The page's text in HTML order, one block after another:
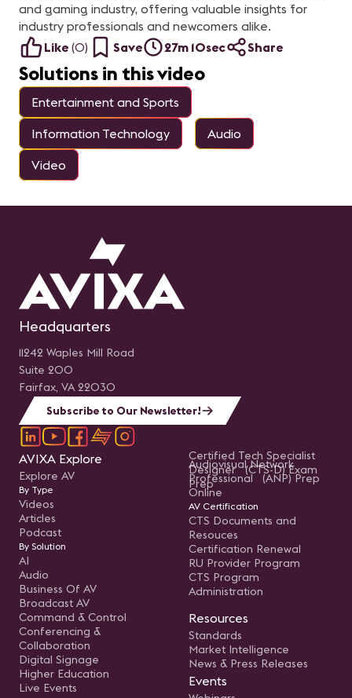
and gaming industry, offering valuable insights for
industry professionals and newcomers alike.
Like (0) Save 27m 10sec Share
Solutions in this video
Entertainment and Sports
Information Technology
Audio
Video
Headquarters
11242 Waples Mill Road
Suite 200
Fairfax, VA 22030
Subscribe to Our Newsletter!
AVIXA Explore
Explore AV
By Type
Videos
Articles
Podcast
By Solution
AI
Audio
Business Of AV
Broadcast AV
Command & Control
Conferencing &
Collaboration
Digital Signage
Higher Education
Live Events
Certified Tech Specialist
Designer (CTS-D) Exam
Prep
Audiovisual Network
Professional (ANP) Prep
Online
AV Certification
CTS Documents and
Resouces
Certification Renewal
RU Provider Program
CTS Program
Administration
Resources
Standards
Market Intelligence
News & Press Releases
Events